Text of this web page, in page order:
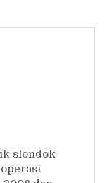
slondok